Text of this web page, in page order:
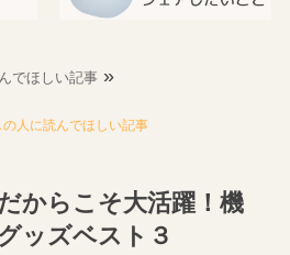
でほしい記事 »
人に読んでほしい記事
からこそ大活躍！機
ッズベスト３